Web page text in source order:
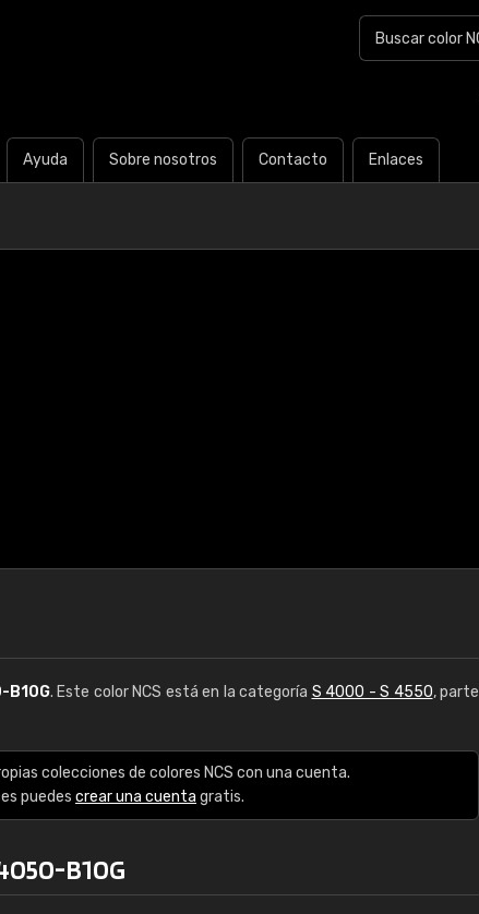
Ayuda Sobre nosotros Contacto Enlaces
B10G. Este color NCS está en la categoría S 4000 - S 4550, parte
colecciones de colores NCS con una cuenta.
puedes crear una cuenta gratis.
B10G